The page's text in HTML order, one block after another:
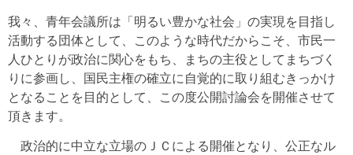
我々、青年会議所は「明るい豊かな社会」の実現を目指し
活動する団体として、このような時代だからこそ、市民一
人ひとりが政治に関心をもち、まちの主役としてまちづく
りに参画し、国民主権の確立に自覚的に取り組むきっかけ
となることを目的として、この度公開討論会を開催させて
頂きます。
政治的に中立な立場のＪＣによる開催となり、公正なル